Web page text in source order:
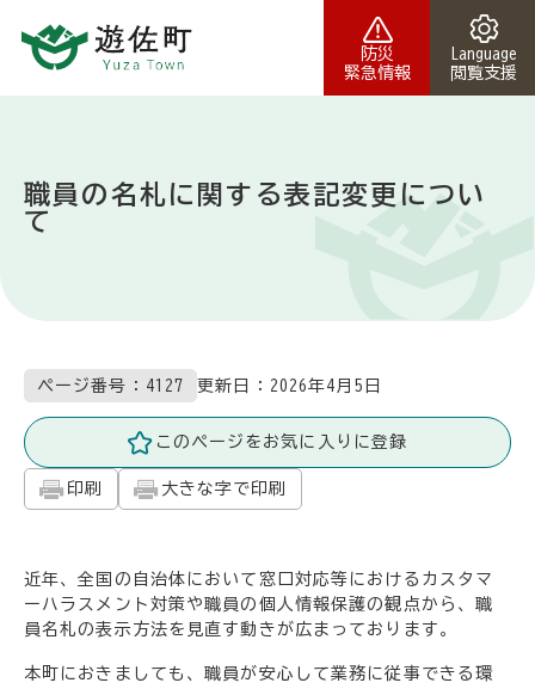
防災
緊急情報
Language
閲覧支援
職員の名札に関する表記変更につい
て
ページ番号：4127 更新日： 2026年4月5日
このページをお気に入りに登録
印刷 大きな字で印刷
近年、全国の自治体において窓口対応等におけるカスタマ
ーハラスメント対策や職員の個人情報保護の観点から、職
員名札の表示方法を見直す動きが広まっております。
本町におきましても、職員が安心して業務に従事できる環